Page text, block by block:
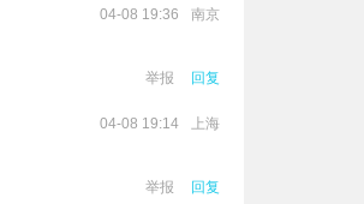
04-08 19:36 南京
举报 回复
04-08 19:14 上海
举报 回复